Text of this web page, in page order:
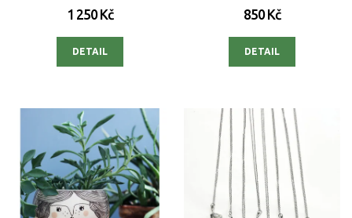
1 250 Kč
DETAIL
850 Kč
DETAIL